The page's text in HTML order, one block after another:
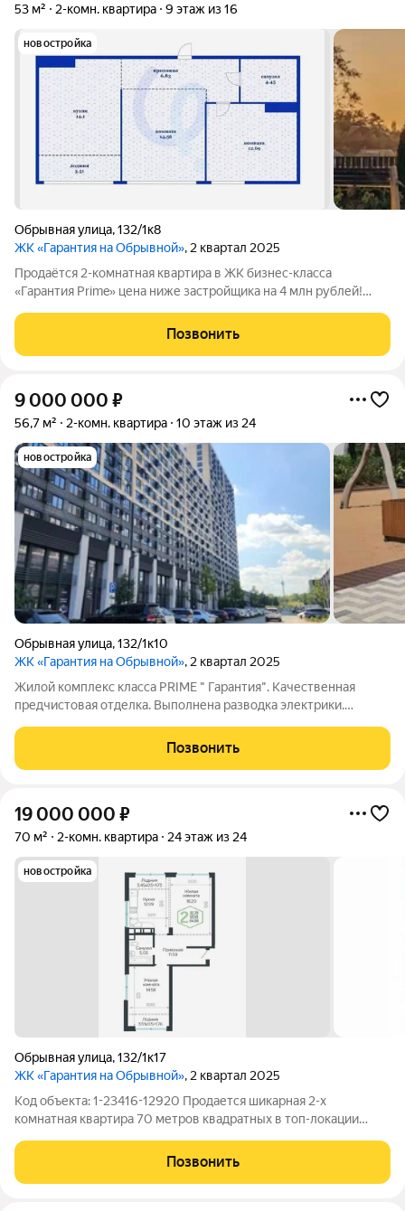
53 м² 2-комн. квартира 9 этаж из 16
новостройка
Обрывная улица,132/1к8
ЖК «Гарантия на Обрывной», 2 квартал 2025
Продаётся 2-комнатная квартира в ЖК бизнес-класса
«Гарантия Prime» цена ниже застройщика на 4 млн рублей!
комплексов Краснодара. Квартира расположена на 9 этаже,
откуда открывается приятный вид,
Позвонить
9 000 000 ₽
56,7 м² 2-комн. квартира 10 этаж из 24
новостройка
Обрывная улица,132/1к10
ЖК «Гарантия на Обрывной», 2 квартал 2025
Жилой комплекс класса PRIME " Гарантия". Качественная
предчистовая отделка. Выполнена разводка электрики.
не требующая замены. ЖК расположен на берегу реки, с
благоустроенной набережной. Рядом
Позвонить
19 000 000 ₽
70 м² 2-комн. квартира 24 этаж из 24
новостройка
Обрывная улица,132/1к17
ЖК «Гарантия на Обрывной», 2 квартал 2025
Код объекта: 1-23416-12920 Продается шикарная 2-х
комнатная квартира 70 метров квадратных в топ-локации
Квартира без мебели и ремонта, но очень просторная и легко
можно зонировать и
Позвонить